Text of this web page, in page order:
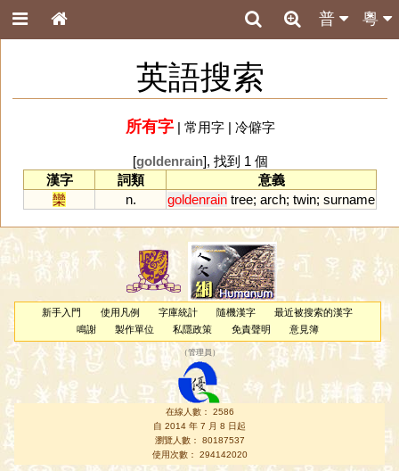
粵
普
英語搜索
所有字| 常用字| 冷僻字
[goldenrain], 找到 1 個
漢字
詞類
意義
欒
n. goldenrain tree; arch; twin; surname
新手入門 使用凡例 字庫統計 隨機漢字
最近被搜索的漢字
鳴謝
製作單位 私隱政策 免責聲明 意見簿
（管理員 ）
在線人數： 2586
自 2014 年 7 月 8 日起
瀏覽人數： 80187537
使用次數： 294142020